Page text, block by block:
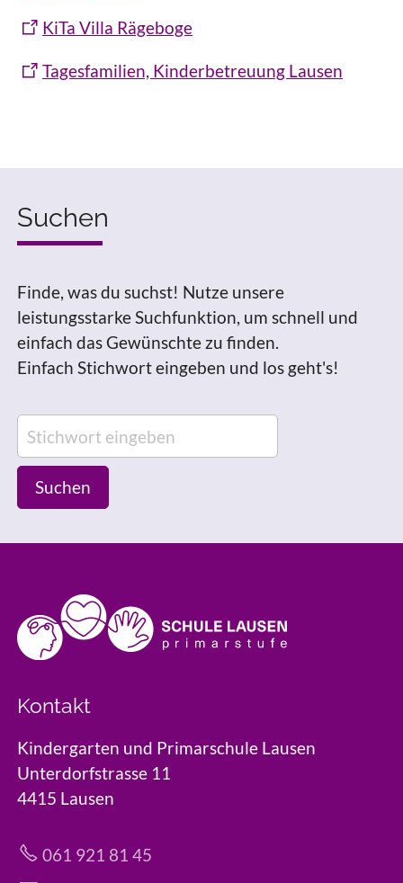
KiTa Villa Rägeboge
Tagesfamilien, Kinderbetreuung Lausen
Suchen
Finde, was du suchst! Nutze unsere
leistungsstarke Suchfunktion, um schnell und
einfach das Gewünschte zu finden.
Einfach Stichwort eingeben und los geht's!
Suchen
Kontakt
Kindergarten und Primarschule Lausen
Unterdorfstrasse 11
4415 Lausen
061 921 81 45